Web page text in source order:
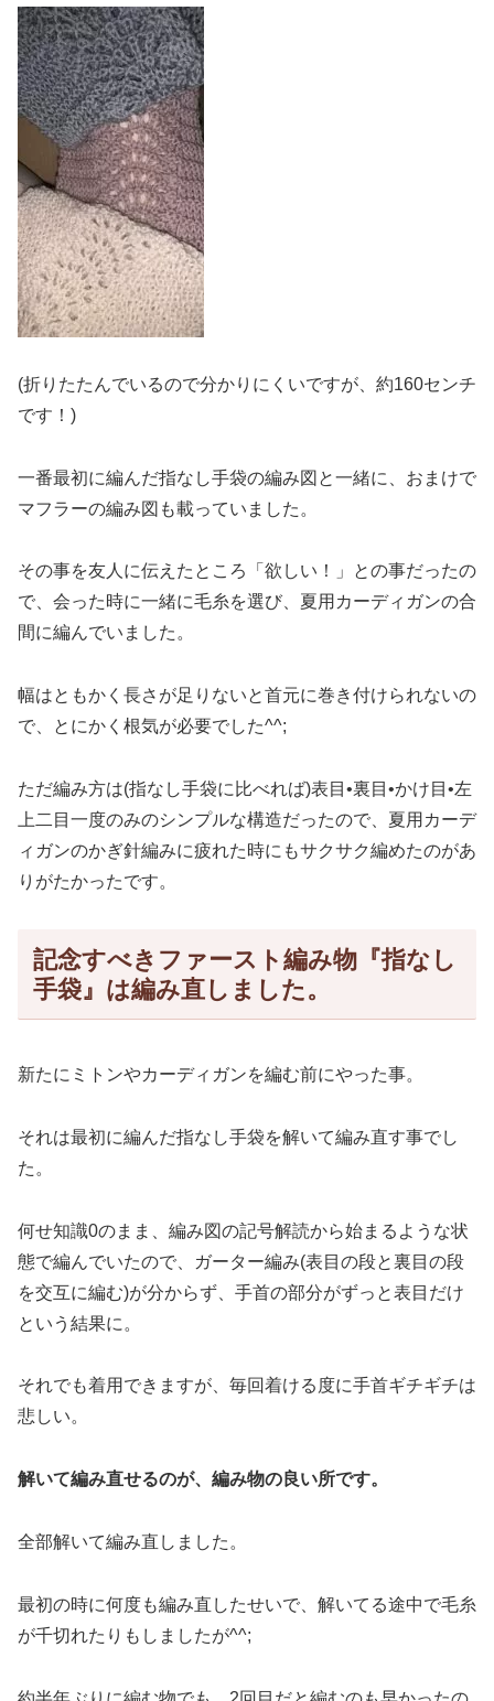
(折りたたんでいるので分かりにくいですが、約160センチ
です！)
一番最初に編んだ指なし手袋の編み図と一緒に、おまけで
マフラーの編み図も載っていました。
その事を友人に伝えたところ「欲しい！」との事だったの
で、会った時に一緒に毛糸を選び、夏用カーディガンの合
間に編んでいました。
幅はともかく長さが足りないと首元に巻き付けられないの
で、とにかく根気が必要でした^^;
ただ編み方は(指なし手袋に比べれば)表目•裏目•かけ目•左
上二目一度のみのシンプルな構造だったので、夏用カーデ
ィガンのかぎ針編みに疲れた時にもサクサク編めたのがあ
りがたかったです。
記念すべきファースト編み物『指なし
手袋』は編み直しました。
新たにミトンやカーディガンを編む前にやった事。
それは最初に編んだ指なし手袋を解いて編み直す事でし
た。
何せ知識0のまま、編み図の記号解読から始まるような状
態で編んでいたので、ガーター編み(表目の段と裏目の段
を交互に編む)が分からず、手首の部分がずっと表目だけ
という結果に。
それでも着用できますが、毎回着ける度に手首ギチギチは
悲しい。
解いて編み直せるのが、編み物の良い所です。
全部解いて編み直しました。
最初の時に何度も編み直したせいで、解いてる途中で毛糸
が千切れたりもしましたが^^;